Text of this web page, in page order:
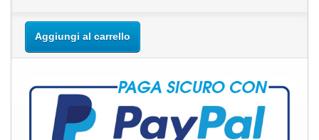
Aggiungi al carrello